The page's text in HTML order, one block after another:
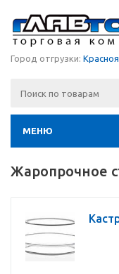
Город отгрузки:
МЕНЮ
Жаропрочное